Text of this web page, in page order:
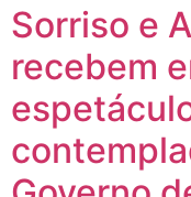
Sorriso e
recebem